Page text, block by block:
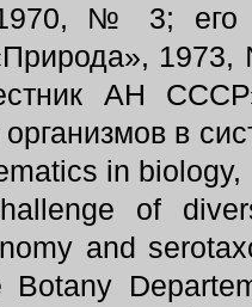
№ 3; его
1973,
АН
в
in
of
and
Botany